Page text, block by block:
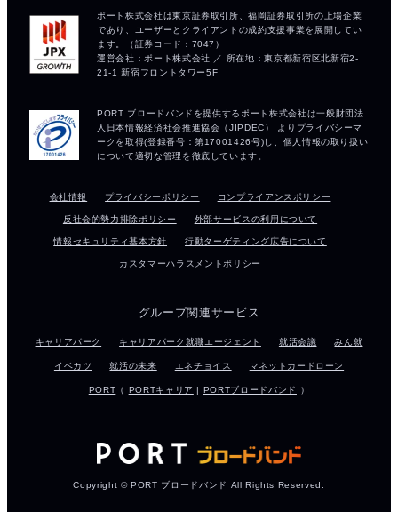
会社情報 プライバシーポリシー コンプライアンスポリシー
反社会的勢力排除ポリシー 外部サービスの利用について
情報セキュリティ基本方針 行動ターゲティング広告について
カスタマーハラスメントポリシー